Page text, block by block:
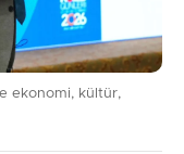
ekonomi, kültür,